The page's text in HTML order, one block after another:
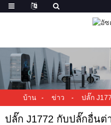
บ้าน ข่าว ปลั๊ก
ปลั๊ก J1772 กับปลั๊กอื่นต่